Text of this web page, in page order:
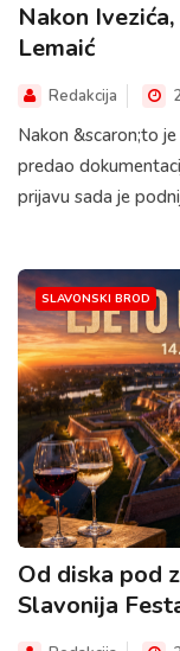
Nakon
Lemaić
Redakcija
Nakon &scaron;to
predao
prijavu sada je
SLAVONSKI BROD
Od diska pod
Slavonija